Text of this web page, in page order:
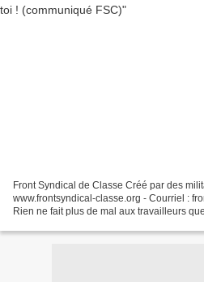
Front Syndical de Classe Créé par des
www.frontsyndical-classe.org - Courriel :
Rien ne fait plus de mal aux travailleurs